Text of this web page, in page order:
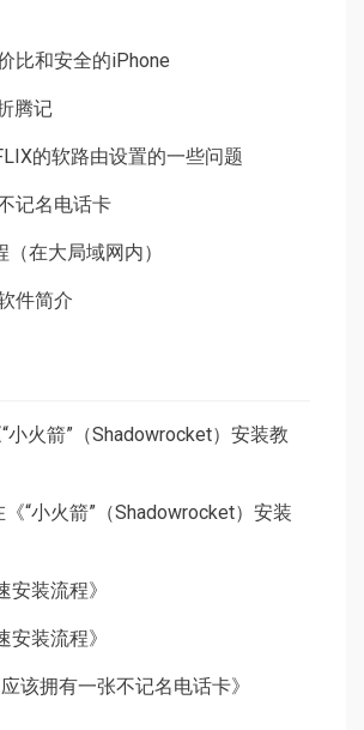
比和安全的iPhone
腾记
的软路由设置的一些问题
记名电话卡
在大局域网内）
件简介
“小火箭”（Shadowrocket）安装教
《“小火箭”（Shadowrocket）安装
安装流程》
安装流程》
应该拥有一张不记名电话卡》